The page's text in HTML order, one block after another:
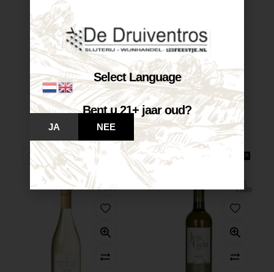
Castelnuovo Pinot...
VOEG TOE AAN WINKELWAGEN
Castelnuovo Chardonnay...
€ 7,25
Op voorraad
VOEG TOE AAN WINKELWAGEN
Select Language
Bent u 21+ jaar oud?
JA NEE